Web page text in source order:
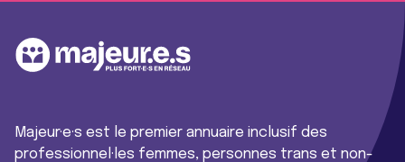
Majeur·e·s est le premier annuaire inclusif des
professionnel·les femmes, personnes trans et non-